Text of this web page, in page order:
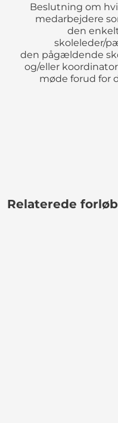
Beslutning om
medarbejdere
den
skoleleder/
den pågældende
og/eller
møde forud for
Relaterede forløb